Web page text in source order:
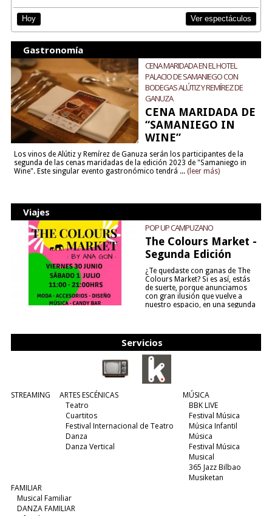
Hoy Ver espectáculos
Gastronomía
CENA MARIDADA EN EL HOTEL
PALACIO DE SAMANIEGO CON
BODEGAS ALÚTIZ Y REMÍREZ DE
GANUZA
CENA MARIDADA DE
“SAMANIEGO IN
WINE”
Los vinos de Alútiz y Remírez de Ganuza serán los participantes de la
segunda de las cenas maridadas de la edición 2023 de "Samaniego in
Wine". Este singular evento gastronómico tendrá ... (leer más)
Viajes
POP UP CAMPUZANO
The Colours Market -
Segunda Edición
¿Te quedaste con ganas de The
Colours Market? Si es así, estás
de suerte, porque anunciamos
con gran ilusión que vuelve a
nuestro espacio, en una segunda
Servicios
STREAMING
ARTES ESCÉNICAS
Teatro
Cuartitos
Festival Internacional de Teatro
Danza
Danza Vertical
MÚSICA
BBK LIVE
Festival Música
Música Infantil
Música
Festival Música
Musical
365 Jazz Bilbao
Musiketan
FAMILIAR
Musical Familiar
DANZA FAMILIAR